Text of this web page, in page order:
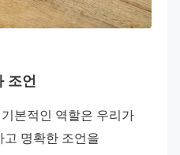
조언
본적인 역할은 우리가
명확한 조언을